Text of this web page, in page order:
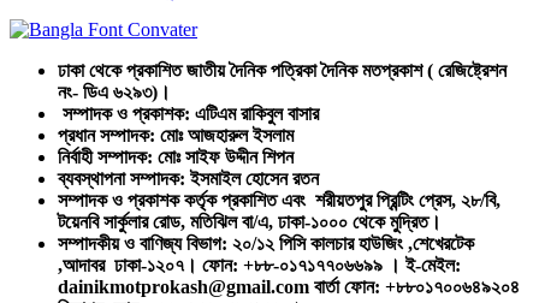
ঢাকা থেকে প্রকাশিত জাতীয় দৈনিক পত্রিকা দৈনিক মতপ্রকাশ ( রেজিষ্ট্রেশন
নং- ডিএ ৬২৯৩)।
সম্পাদক ও প্রকাশক: এটিএম রাকিবুল বাসার
প্রধান সম্পাদক: মোঃ আজহারুল ইসলাম
নির্বাহী সম্পাদক: মোঃ সাইফ উদ্দীন শিপন
ব্যবস্থাপনা সম্পাদক: ইসমাইল হোসেন রতন
সম্পাদক ও প্রকাশক কর্তৃক প্রকাশিত এবং শরীয়তপুর প্রিন্টিং প্রেস, ২৮/বি,
টয়েনবি সার্কুলার রোড, মতিঝিল বা/এ, ঢাকা-১০০০ থেকে মুদ্রিত।
সম্পাদকীয় ও বাণিজ্য বিভাগ: ২০/১২ পিসি কালচার হাউজিং ,শেখেরটেক
,আদাবর ঢাকা-১২০৭। ফোন: +৮৮-০১৭১৭৭০৬৬৯৯ । ই-মেইল:
dainikmotprokash@gmail.com বার্তা ফোন: +৮৮০১৭০০৬৪৯২০৪